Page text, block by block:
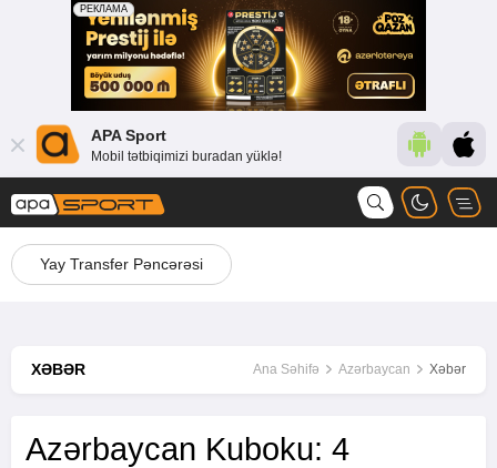
APA Sport
Mobil tətbiqimizi buradan yüklə!
Yay Transfer Pəncərəsi
XƏBƏR Ana Səhifə Azərbaycan Xəbər
Azərbaycan Kuboku: 4